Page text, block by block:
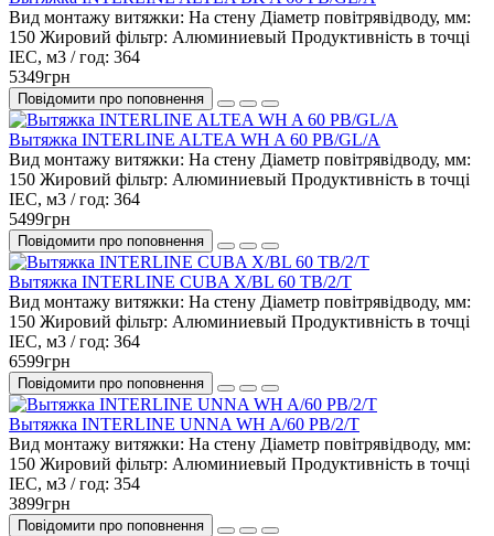
Вид монтажу витяжки: На стену Діаметр повітрявідводу, мм:
150 Жировий фільтр: Алюминиевый Продуктивність в точці
IEC, м3 / год: 364
5349грн
Повідомити про поповнення
Вытяжка INTERLINE ALTEA WH A 60 PB/GL/A
Вид монтажу витяжки: На стену Діаметр повітрявідводу, мм:
150 Жировий фільтр: Алюминиевый Продуктивність в точці
IEC, м3 / год: 364
5499грн
Повідомити про поповнення
Вытяжка INTERLINE CUBA X/BL 60 TB/2/T
Вид монтажу витяжки: На стену Діаметр повітрявідводу, мм:
150 Жировий фільтр: Алюминиевый Продуктивність в точці
IEC, м3 / год: 364
6599грн
Повідомити про поповнення
Вытяжка INTERLINE UNNA WH A/60 PB/2/T
Вид монтажу витяжки: На стену Діаметр повітрявідводу, мм:
150 Жировий фільтр: Алюминиевый Продуктивність в точці
IEC, м3 / год: 354
3899грн
Повідомити про поповнення